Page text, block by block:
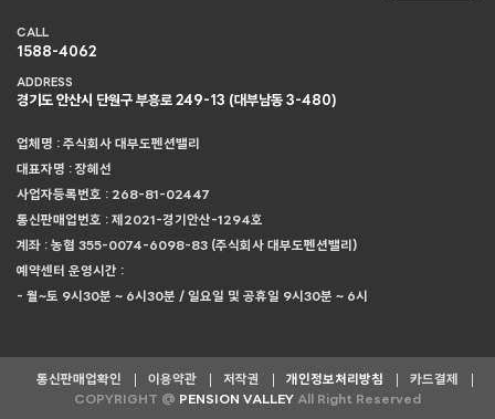
CALL
1588-4062
ADDRESS
경기도 안산시 단원구 부흥로 249-13 (대부남동 3-480)
업체명 : 주식회사 대부도펜션밸리
대표자명 : 장혜선
사업자등록번호 : 268-81-02447
통신판매업번호 : 제2021-경기안산-1294호
계좌 : 농협 355-0074-6098-83 (주식회사 대부도펜션밸리)
예약센터 운영시간 :
- 월~토 9시30분 ~ 6시30분 / 일요일 및 공휴일 9시30분 ~ 6시
통신판매업확인 이용약관 저작권 개인정보처리방침
카드결제
COPYRIGHT @ PENSION VALLEY All Right Reserved